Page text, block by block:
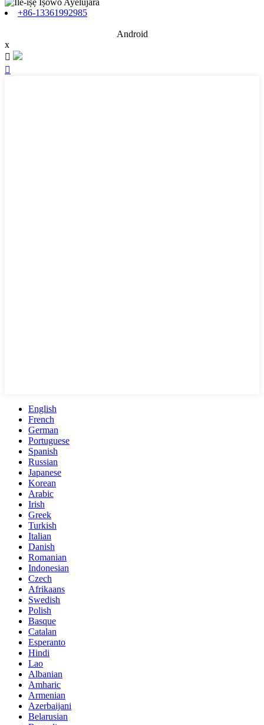
+86-13361992985
Android
x


English
French
German
Portuguese
Spanish
Russian
Japanese
Korean
Arabic
Irish
Greek
Turkish
Italian
Danish
Romanian
Indonesian
Czech
Afrikaans
Swedish
Polish
Basque
Catalan
Esperanto
Hindi
Lao
Albanian
Amharic
Armenian
Azerbaijani
Belarusian